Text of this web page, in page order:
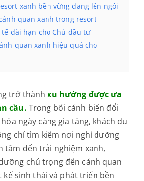
xanh bền vững đang lên ngôi
quan xanh trong resort
dài hạn cho Chủ đầu tư
quan xanh hiệu quả cho
trở thànhxu hướng được ưa
cầu. Trong bối cảnh biến đổi
ngày càng gia tăng, khách du
chỉ tìm kiếm nơi nghỉ dưỡng
tâm đến trải nghiệm xanh,
chú trọng đến cảnh quan
sinh thái và phát triển bền